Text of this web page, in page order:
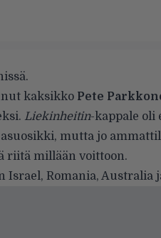
kaksikko Pete
Liekinheitin-kappale oli
mutta jo
riitä millään voittoon.
Israel, Romania, Australia